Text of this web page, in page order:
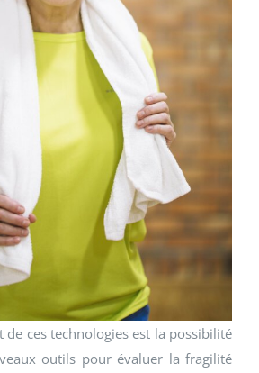
de ces technologies est la possibilité
outils pour évaluer la fragilité